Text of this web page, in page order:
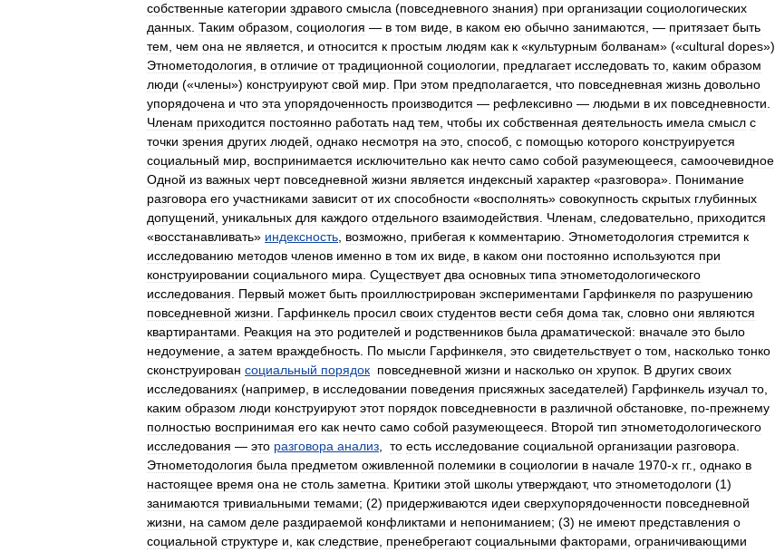
собственные категории здравого смысла (повседневного знания) при организации социологических
данных Таким образом социология — в том виде в каком ею обычно занимаются , — притязает быть
тем чем она не является и относится к простым людям как к «культурным болванам» («cultural dopes»).
Этнометодология
в отличие от традиционной социологии предлагает исследовать то каким образом
люди («члены») конструируют свой мир При этом предполагается что повседневная жизнь довольно
упорядочена и что эта упорядоченность производится — рефлексивно — людьми в их повседневности
Членам приходится постоянно работать над тем чтобы их собственная деятельность имела смысл с
точки зрения других людей однако несмотря на это способ с помощью которого конструируется
социальный мир воспринимается исключительно как нечто само собой разумеющееся самоочевидное
Одной из важных черт повседневной жизни является индексный характер «разговора». Понимание
разговора его участниками зависит от их способности «восполнять» совокупность скрытых глубинных
допущений уникальных для каждого отдельного взаимодействия Членам следовательно приходится
«восстанавливать» индексность возможно прибегая к комментарию Этнометодология стремится к
исследованию методов членов именно в том их виде в каком они постоянно используются при
конструировании социального мира Существует два основных типа этнометодологического
исследования
Первый может быть проиллюстрирован экспериментами Гарфинкеля по разрушению
повседневной жизни Гарфинкель просил своих студентов вести себя дома так словно они являются
квартирантами
Реакция на это родителей и родственников была драматической: вначале это было
недоумение а затем враждебность По мысли Гарфинкеля это свидетельствует о том насколько тонко
сконструирован социальный порядок повседневной жизни и насколько он хрупок В других своих
исследованиях (например в исследовании поведения присяжных заседателей) Гарфинкель изучал то
каким образом люди конструируют этот порядок повседневности в различной обстановке по-прежнему
полностью воспринимая его как нечто само собой разумеющееся Второй тип этнометодологического
исследования — это разговора анализ то есть исследование социальной организации разговора
Этнометодология была предметом оживленной полемики в социологии в начале 1970-х гг., однако в
настоящее время она не столь заметна Критики этой школы утверждают, что этнометодологи (1)
занимаются тривиальными темами; (2) придерживаются идеи сверхупорядоченности повседневной
жизни
на самом деле раздираемой конфликтами и непониманием; (3) не имеют представления о
социальной структуре и как следствие пренебрегают социальными факторами ограничивающими